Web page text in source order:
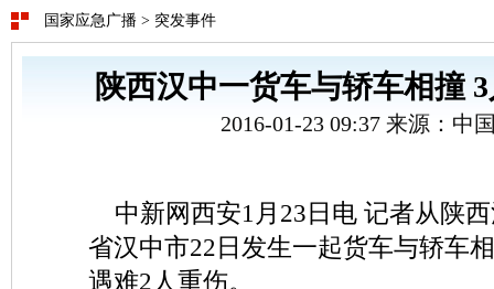
国家应急广播 > 突发事件
陕西汉中一货车与轿车相撞
2016-01-23 09:37 来源：中
中新网西安1月23日电 记者从陕
省汉中市22日发生一起货车与轿车
遇难2人重伤。